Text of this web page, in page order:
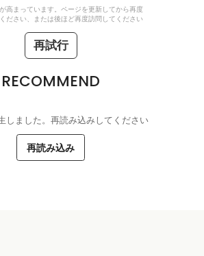
高まっています。ページを更新してから再度
ださい、または後ほど再度訪問してください
再試行
RECOMMEND
しました。再読み込みしてください
再読み込み